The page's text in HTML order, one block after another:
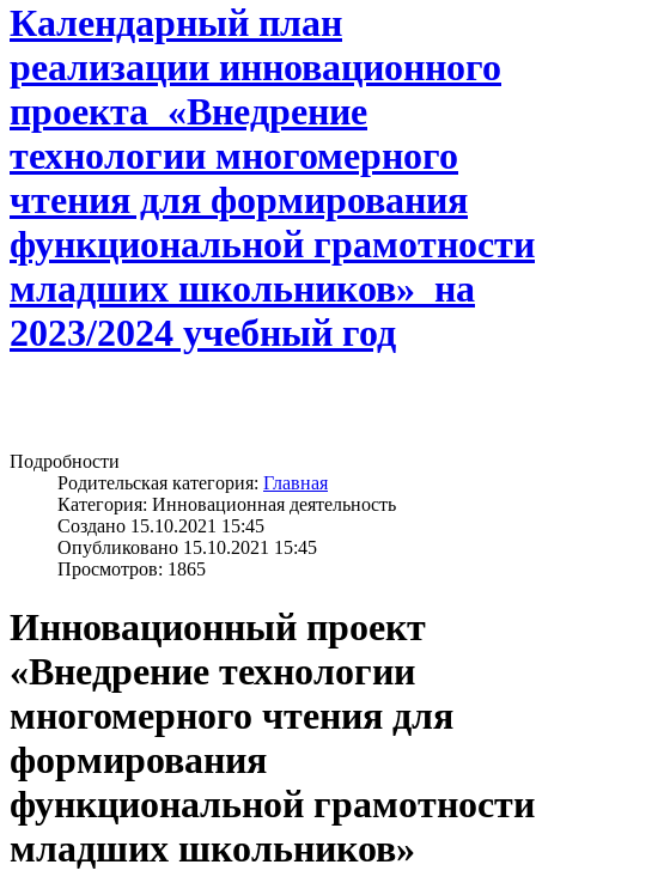
Календарный план
реализации инновационного
проекта «Внедрение
технологии многомерного
чтения для формирования
функциональной грамотности
младших школьников» на
2023/2024 учебный год
Подробности
Родительская категория: Главная
Категория: Инновационная деятельность
Создано 15.10.2021 15:45
Опубликовано 15.10.2021 15:45
Просмотров: 1865
Инновационный проект
«Внедрение технологии
многомерного чтения для
формирования
функциональной грамотности
младших школьников»